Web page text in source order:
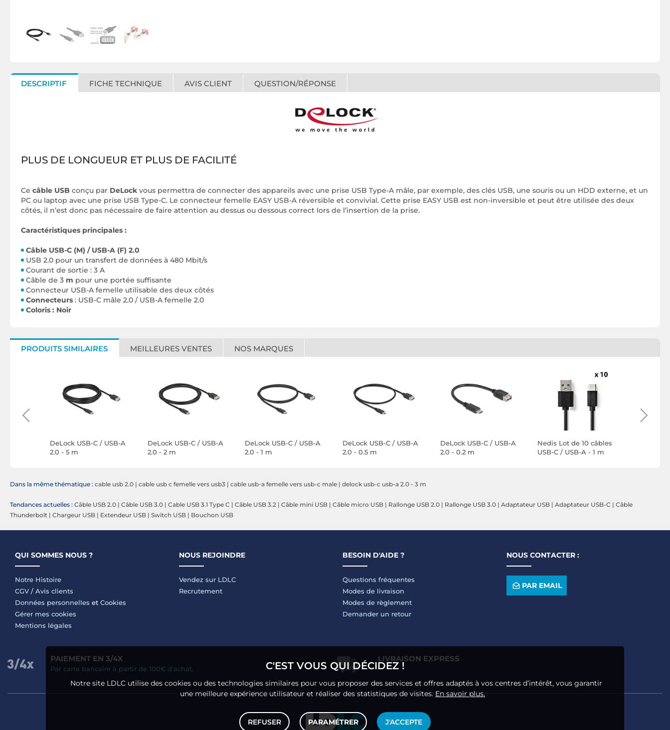
DESCRIPTIF FICHE TECHNIQUE AVIS CLIENT QUESTION/RÉPONSE
PLUS DE LONGUEUR ET PLUS DE FACILITÉ
Ce câble USB conçu par DeLock vous permettra de connecter des appareils avec une prise USB Type-A mâle, par exemple, des clés USB, une souris ou un HDD externe, et un
PC ou laptop avec une prise USB Type-C. Le connecteur femelle EASY USB-A réversible et convivial. Cette prise EASY USB est non-inversible et peut être utilisée des deux
côtés, il n’est donc pas nécessaire de faire attention au dessus ou dessous correct lors de l’insertion de la prise.
Caractéristiques principales :
Câble USB-C (M) / USB-A (F) 2.0
USB 2.0 pour un transfert de données à 480 Mbit/s
Courant de sortie : 3 A
Câble de 3 m pour une portée suffisante
Connecteur USB-A femelle utilisable des deux côtés
Connecteurs : USB-C mâle 2.0 / USB-A femelle 2.0
Coloris : Noir
PRODUITS SIMILAIRES MEILLEURES VENTES NOS MARQUES
DeLock USB-C / USB-A
2.0 - 5 m
DeLock USB-C / USB-A
2.0 - 2 m
DeLock USB-C / USB-A
2.0 - 1 m
DeLock USB-C / USB-A
2.0 - 0.5 m
DeLock USB-C / USB-A
2.0 - 0.2 m
Nedis Lot de 10 câbles
USB-C / USB-A - 1 m
Dans la même thématique : cable usb 2.0 | cable usb c femelle vers usb3 | cable usb-a femelle vers usb-c male | delock usb-c usb-a 2.0 - 3 m
Tendances actuelles : Câble USB 2.0 | Câble USB 3.0 | Cable USB 3.1 Type C | Câble USB 3.2 | Câble mini USB | Câble micro USB | Rallonge USB 2.0 | Rallonge USB 3.0 | Adaptateur USB | Adaptateur USB-C | Câble
Thunderbolt | Chargeur USB | Extendeur USB | Switch USB | Bouchon USB
QUI SOMMES NOUS ?
Notre Histoire
CGV / Avis clients
Données personnelles et Cookies
Gérer mes cookies
Mentions légales
NOUS REJOINDRE
Vendez sur LDLC
Recrutement
BESOIN D'AIDE ?
Questions fréquentes
Modes de livraison
Modes de règlement
Demander un retour
NOUS CONTACTER :
PAR EMAIL
PAIEMENT EN 3/4X
Par carte bancaire à partir de 100€ d'achat.
LIVRAISON EXPRESS
C'EST VOUS QUI DÉCIDEZ !
Notre site LDLC utilise des cookies ou des technologies similaires pour vous proposer des services et offres adaptés à vos centres d’intérêt, vous garantir
une meilleure expérience utilisateur et réaliser des statistiques de visites. En savoir plus.
REFUSER PARAMÉTRER J'ACCEPTE